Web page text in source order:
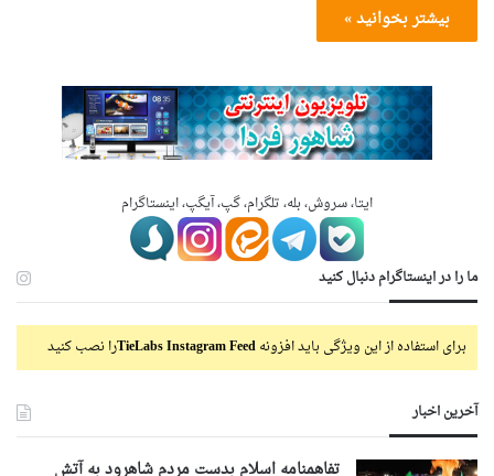
بیشتر بخوانید »
ایتا، سروش، بله، تلگرام، گپ، آیگپ، اینستاگرام
ما را در اینستاگرام دنبال کنید
برای استفاده از این ویژگی باید افزونهTieLabs Instagram Feedرا نصب کنید
آخرین اخبار